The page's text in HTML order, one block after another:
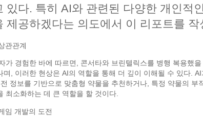
있다. 특히 AI와 관련된 다양한 개인적
제공하겠다는 의도에서 이 리포트를 작
관관계
가 경험한 바에 따르면, 콘서타와 브린텔릭스를 병행 복용했
며, 이러한 현상은 AI의 역할을 통해 더 깊이 이해될 수 있다.
정보를 기반으로 맞춤형 약물을 추천하거나, 특정 약물의
최소화하는 데 큰 역할을 할 것이다.
임 개발의 도전